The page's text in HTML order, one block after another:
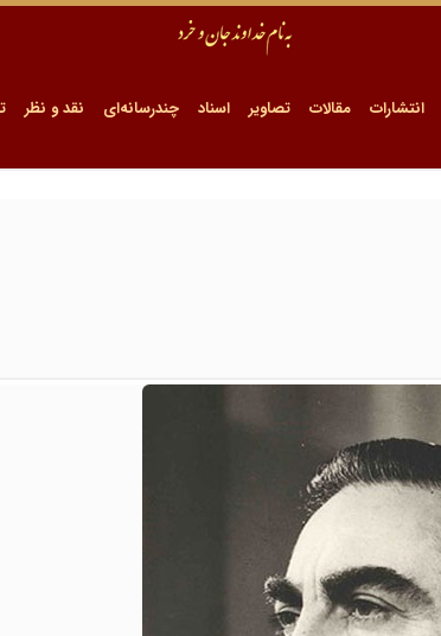
انتشارات مقالات تصاویر اسناد چندرسانه‌ای نقد و نظر